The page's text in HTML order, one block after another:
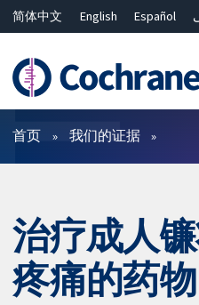
简体中文 English Español
ไทย
繁體中文
过滤
首页 我们的证据
治疗成人
疼痛的药物